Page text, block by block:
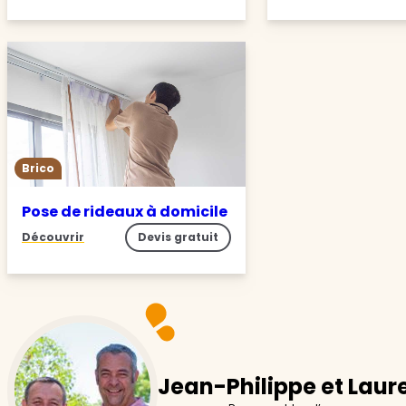
Brico
Pose de rideaux à domicile
Découvrir Devis gratuit
Jean-Philippe et